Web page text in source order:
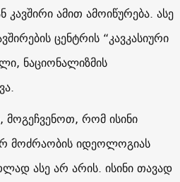
კავშირი ამით ამოიწურება. ასე
ცენტრის “კავკასიური
ნაციონალიზმის
რომ ისინი
მოძრაობის იდეოლოგიას
ასე არ არის. ისინი თავად